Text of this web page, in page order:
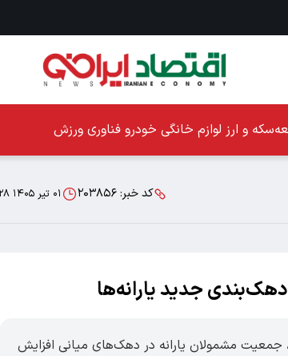
سکه و ارز لوازم خانگی خودرو فناوری ورزش
کد خبر: ۲۰۳۸۵۶ ۰۱ تیر ۱۴۰۵ ۱۵:۲۸
دهک‌بندی جدید یارانه‌ها
جمعیت مشمولان یارانه در دهک‌های میانی افزایش